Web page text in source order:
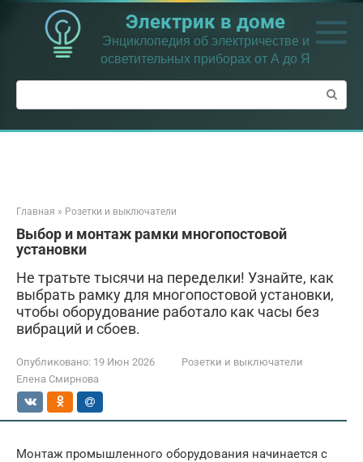
Перейти
контенту
Электрик в доме
Энциклопедия об электричестве и
осветительных приборах от А до Я
Поиск:
Главная » Розетки и выключатели
Выбор и монтаж рамки многопостовой
установки
Не тратьте тысячи на переделки! Узнайте, как
выбрать рамку для многопостовой установки,
чтобы оборудование работало как часы без
вибраций и сбоев.
Опубликовано: 19 Июн 2026
Розетки и выключатели
Елена Смирнова
Монтаж промышленного оборудования начинается с